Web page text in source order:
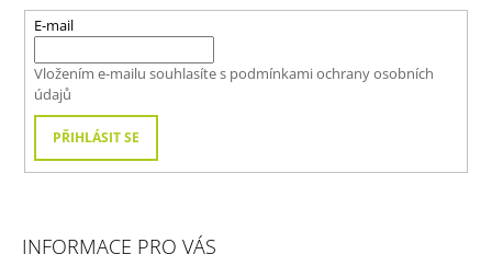
E-mail
Vložením e-mailu souhlasíte s podmínkami ochrany osobních
údajů
PŘIHLÁSIT SE
INFORMACE PRO VÁS